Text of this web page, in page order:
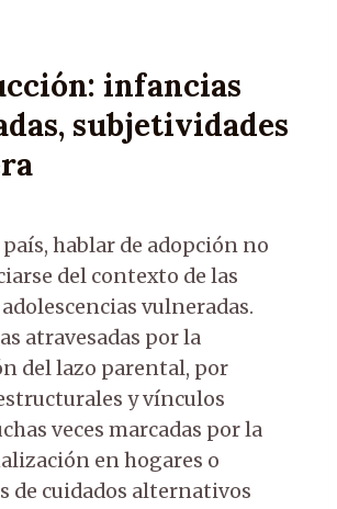
infancias
subjetividades
hablar de adopción no
del contexto de las
vulneradas.
atravesadas por la
del lazo parental, por
y vínculos
veces marcadas por la
en hogares o
de cuidados alternativos